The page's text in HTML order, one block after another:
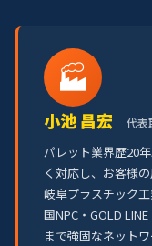
🏭
小池 昌宏 代表
パレット業界歴20
く対応し、お客様
岐阜プラスチック
国NPC・GOLD
まで強固なネット